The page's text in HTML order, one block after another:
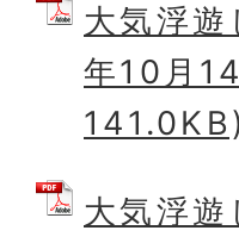
大気浮
年10月
141.0KB)
大気浮